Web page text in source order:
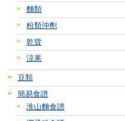
麵類
粉類沖劑
乾貨
涼果
豆類
簡易食譜
淮山麵食譜